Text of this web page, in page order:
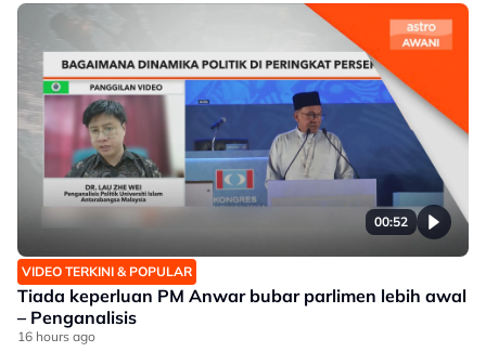
00:52
VIDEO TERKINI & POPULAR
Tiada keperluan PM Anwar bubar parlimen lebih awal
– Penganalisis
16 hours ago